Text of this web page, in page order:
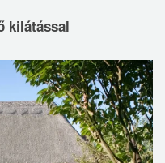
kilátással